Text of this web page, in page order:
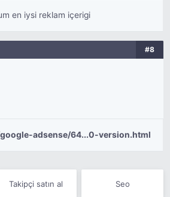
en iysi reklam içerigi
#8
adsense/64...0-version.html
Takipçi satın al Seo